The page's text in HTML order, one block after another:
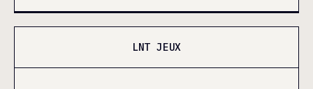
LNT JEUX